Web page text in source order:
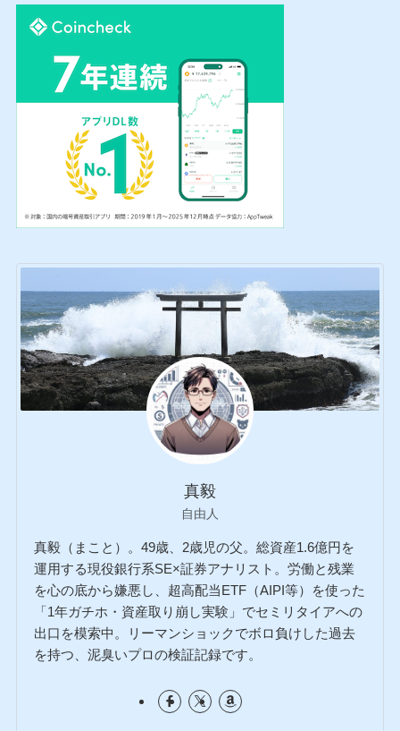
真毅
自由人
真毅（まこと）。49歳、2歳児の父。総資産1.6億円を
運用する現役銀行系SE×証券アナリスト。労働と残業
を心の底から嫌悪し、超高配当ETF（AIPI等）を使った
「1年ガチホ・資産取り崩し実験」でセミリタイアへの
出口を模索中。リーマンショックでボロ負けした過去
を持つ、泥臭いプロの検証記録です。